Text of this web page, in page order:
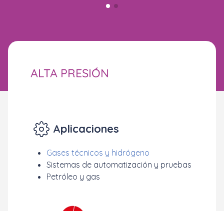
ALTA PRESIÓN
Aplicaciones
Gases técnicos y hidrógeno
Sistemas de automatización y pruebas
Petróleo y gas